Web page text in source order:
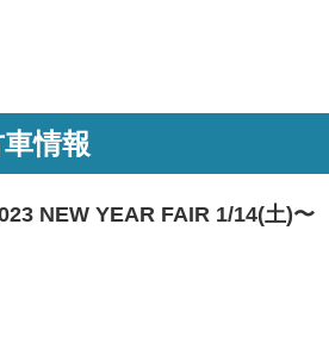
情報
NEW YEAR FAIR 1/14(土)〜